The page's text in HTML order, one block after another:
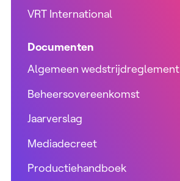
VRT International
Documenten
Algemeen wedstrijdreglement
Beheersovereenkomst
Jaarverslag
Mediadecreet
Productiehandboek